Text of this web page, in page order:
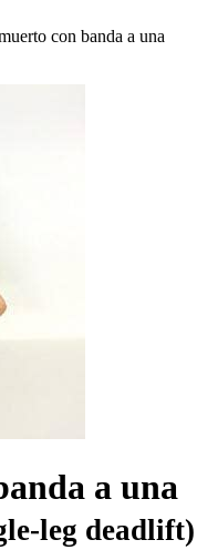
con banda a una
a una
leg deadlift)